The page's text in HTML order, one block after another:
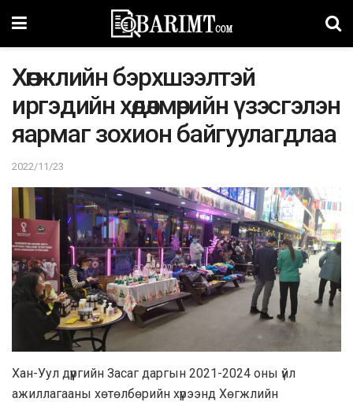
Хөгжлийн бэрхшээлтэй
иргэдийн хөдөлмөрийн үзэсгэлэн
яармаг зохион байгуулагдлаа
2022/11/23
Хан-Уул дүүргийн Засаг даргын 2021-2024 оны үйл
ажиллагааны хөтөлбөрийн хүрээнд Хөгжлийн